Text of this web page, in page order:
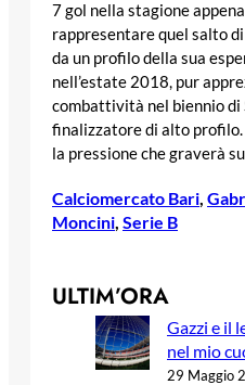
7 gol nella stagione
rappresentare quel salto
da un profilo della sua
nell’estate 2018, pur
combattività nel biennio di
finalizzatore di alto
la pressione che graverà
Calciomercato Bari
Moncini Serie B
ULTIM’ORA
Gazzi e il
nel mio
29 Maggio